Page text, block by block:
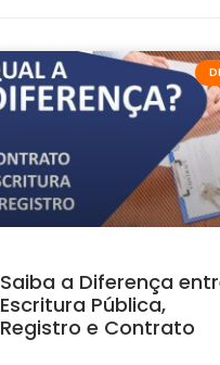
Saiba a Diferença
Escritura Pública,
Registro e Contrato